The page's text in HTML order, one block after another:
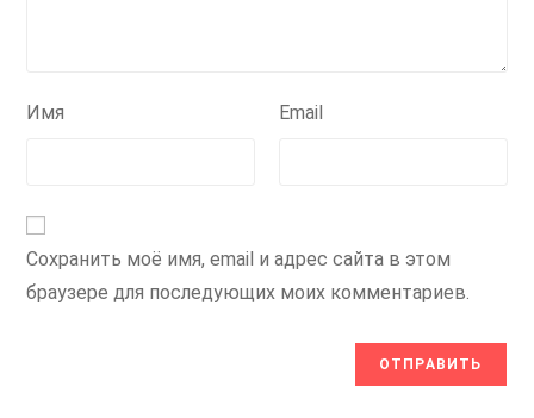
Имя Email
Сохранить моё имя, email и адрес сайта в этом
браузере для последующих моих комментариев.